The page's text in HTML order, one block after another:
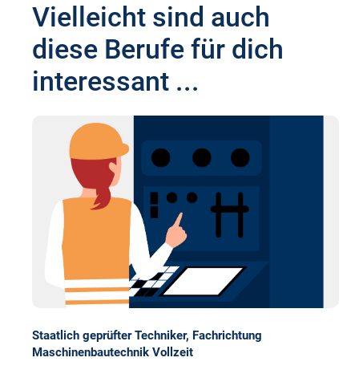
Vielleicht sind auch
diese Berufe für dich
interessant ...
Staatlich geprüfter Techniker, Fachrichtung
Maschinenbautechnik Vollzeit